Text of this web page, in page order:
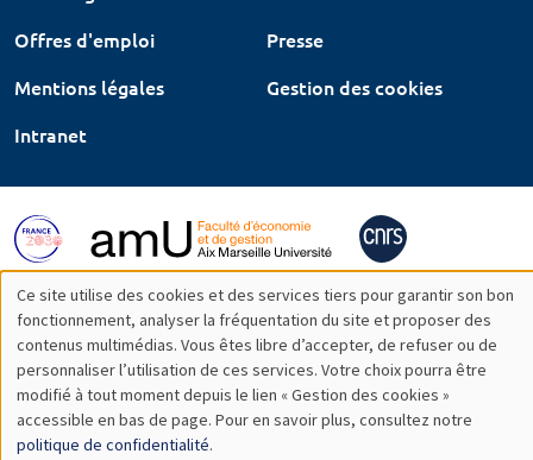
Offres d'emploi
Presse
Mentions légales
Gestion des cookies
Intranet
Utilisation
des
données
personnelles
Ce site utilise des cookies et des services tiers pour garantir son bon
fonctionnement, analyser la fréquentation du site et proposer des
contenus multimédias. Vous êtes libre d’accepter, de refuser ou de
personnaliser l’utilisation de ces services. Votre choix pourra être
modifié à tout moment depuis le lien « Gestion des cookies »
accessible en bas de page. Pour en savoir plus, consultez notre
politique de confidentialité.